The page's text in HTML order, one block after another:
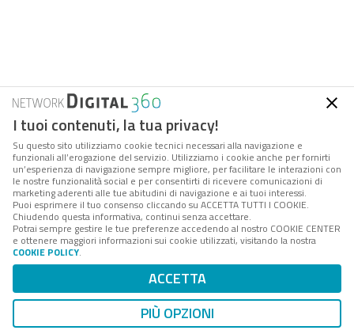
FPAè la società di servizi e consulenza delGruppo
Digital 360
che accompagna amministrazioni e aziende
interessate ai processi di cambiamento della PA, nei
I tuoi contenuti, la tua privacy!
Su questo sito utilizziamo cookie tecnici necessari alla navigazione e
funzionali all’erogazione del servizio. Utilizziamo i cookie anche per fornirti
un’esperienza di navigazione sempre migliore, per facilitare le interazioni con
le nostre funzionalità social e per consentirti di ricevere comunicazioni di
marketing aderenti alle tue abitudini di navigazione e ai tuoi interessi.
Puoi esprimere il tuo consenso cliccando su ACCETTA TUTTI I COOKIE.
Chiudendo questa informativa, continui senza accettare.
Potrai sempre gestire le tue preferenze accedendo al nostro COOKIE CENTER
e ottenere maggiori informazioni sui cookie utilizzati, visitando la nostra
COOKIE POLICY.
ACCETTA
PIÙ OPZIONI